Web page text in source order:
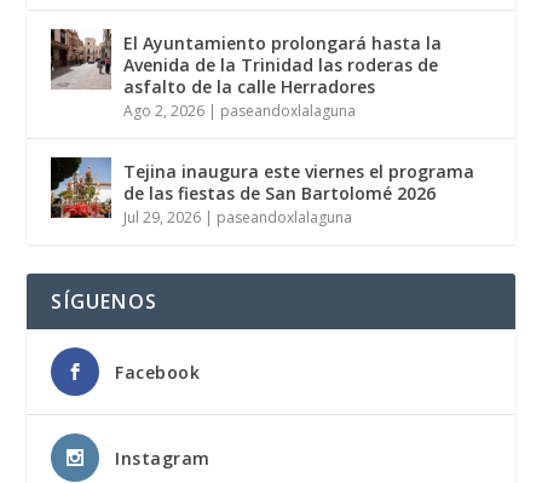
El Ayuntamiento prolongará hasta la
Avenida de la Trinidad las roderas de
asfalto de la calle Herradores
Ago 2, 2026 | paseandoxlalaguna
Tejina inaugura este viernes el programa
de las fiestas de San Bartolomé 2026
Jul 29, 2026 | paseandoxlalaguna
SÍGUENOS
Facebook
Instagram